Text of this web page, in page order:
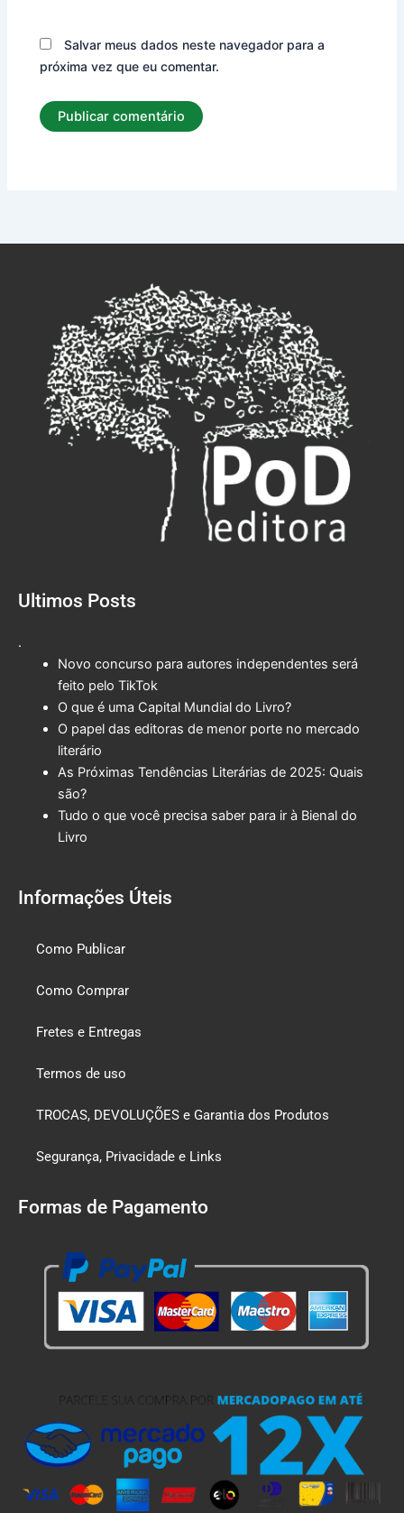
Salvar meus dados neste navegador para a
próxima vez que eu comentar.
Ultimos Posts
.
Novo concurso para autores independentes será
feito pelo TikTok
O que é uma Capital Mundial do Livro?
O papel das editoras de menor porte no mercado
literário
As Próximas Tendências Literárias de 2025: Quais
são?
Tudo o que você precisa saber para ir à Bienal do
Livro
Informações Úteis
Como Publicar
Como Comprar
Fretes e Entregas
Termos de uso
TROCAS, DEVOLUÇÕES e Garantia dos Produtos
Segurança, Privacidade e Links
Formas de Pagamento